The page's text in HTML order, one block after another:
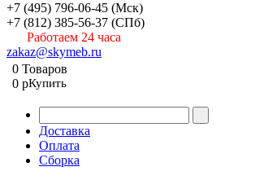
+7 (495) 796-06-45 (Мск)
+7 (812) 385-56-37 (СПб)
Работаем 24 часа
zakaz@skymeb.ru
0 Товаров
0 pКупить
Доставка
Оплата
Сборка